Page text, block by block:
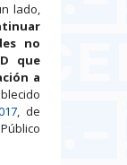
lado,
no
que
a
, de